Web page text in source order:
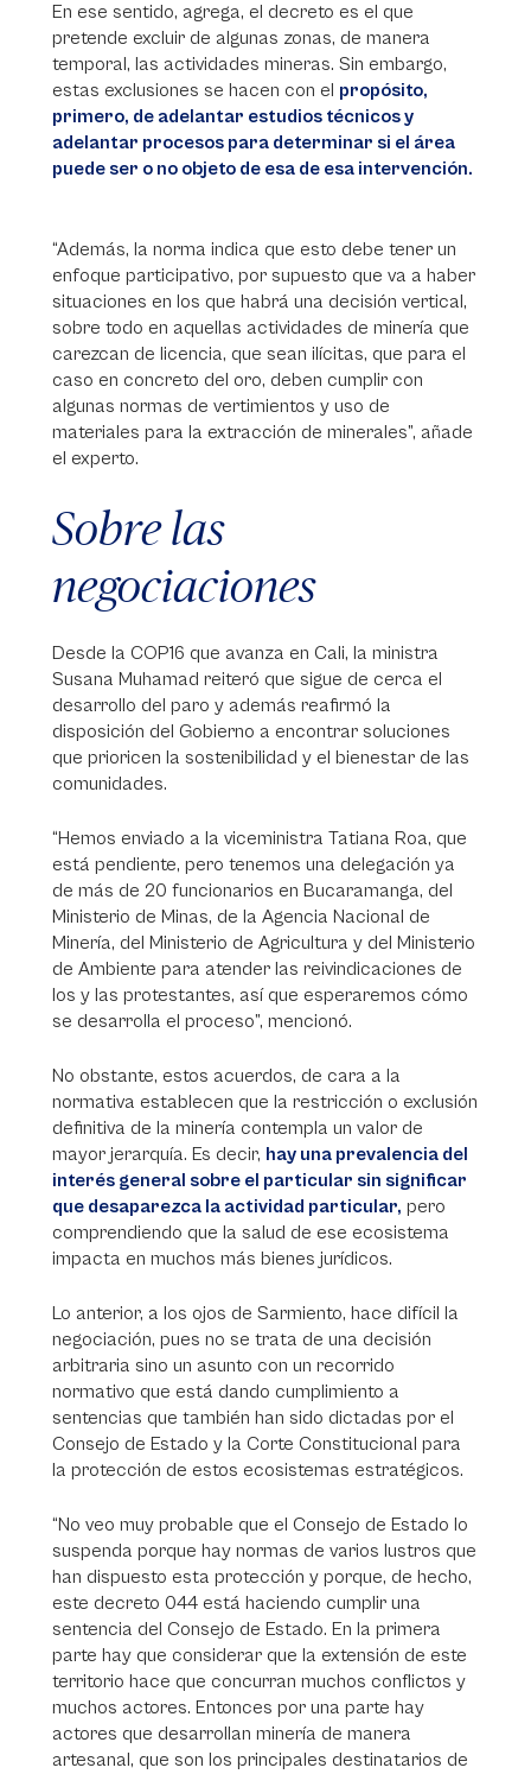
En ese sentido, agrega, el decreto es el que
pretende excluir de algunas zonas, de manera
temporal, las actividades mineras. Sin embargo,
estas exclusiones se hacen con el propósito,
primero, de adelantar estudios técnicos y
adelantar procesos para determinar si el área
puede ser o no objeto de esa de esa intervención.
“Además, la norma indica que esto debe tener un
enfoque participativo, por supuesto que va a haber
situaciones en los que habrá una decisión vertical,
sobre todo en aquellas actividades de minería que
carezcan de licencia, que sean ilícitas, que para el
caso en concreto del oro, deben cumplir con
algunas normas de vertimientos y uso de
materiales para la extracción de minerales”, añade
el experto.
Sobre las
negociaciones
Desde la COP16 que avanza en Cali, la ministra
Susana Muhamad reiteró que sigue de cerca el
desarrollo del paro y además reafirmó la
disposición del Gobierno a encontrar soluciones
que prioricen la sostenibilidad y el bienestar de las
comunidades.
“Hemos enviado a la viceministra Tatiana Roa, que
está pendiente, pero tenemos una delegación ya
de más de 20 funcionarios en Bucaramanga, del
Ministerio de Minas, de la Agencia Nacional de
Minería, del Ministerio de Agricultura y del Ministerio
de Ambiente para atender las reivindicaciones de
los y las protestantes, así que esperaremos cómo
se desarrolla el proceso”, mencionó.
No obstante, estos acuerdos, de cara a la
normativa establecen que la restricción o exclusión
definitiva de la minería contempla un valor de
mayor jerarquía. Es decir, hay una prevalencia del
interés general sobre el particular sin significar
que desaparezca la actividad particular, pero
comprendiendo que la salud de ese ecosistema
impacta en muchos más bienes jurídicos.
Lo anterior, a los ojos de Sarmiento, hace difícil la
negociación, pues no se trata de una decisión
arbitraria sino un asunto con un recorrido
normativo que está dando cumplimiento a
sentencias que también han sido dictadas por el
Consejo de Estado y la Corte Constitucional para
la protección de estos ecosistemas estratégicos.
“No veo muy probable que el Consejo de Estado lo
suspenda porque hay normas de varios lustros que
han dispuesto esta protección y porque, de hecho,
este decreto 044 está haciendo cumplir una
sentencia del Consejo de Estado. En la primera
parte hay que considerar que la extensión de este
territorio hace que concurran muchos conflictos y
muchos actores. Entonces por una parte hay
actores que desarrollan minería de manera
artesanal, que son los principales destinatarios de